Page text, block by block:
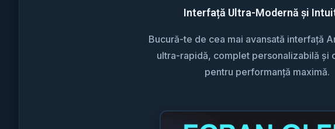
Interfață Ultra-Modernă și
Bucură-te de cea mai avansată interfață
ultra-rapidă, complet personalizabilă și
pentru performanță maximă.